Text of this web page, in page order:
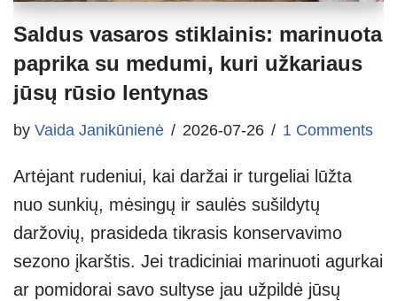
Saldus vasaros stiklainis: marinuota
paprika su medumi, kuri užkariaus
jūsų rūsio lentynas
by Vaida Janikūnienė 2026-07-26 1 Comments
Artėjant rudeniui, kai daržai ir turgeliai lūžta
nuo sunkių, mėsingų ir saulės sušildytų
daržovių, prasideda tikrasis konservavimo
sezono įkarštis. Jei tradiciniai marinuoti agurkai
ar pomidorai savo sultyse jau užpildė jūsų